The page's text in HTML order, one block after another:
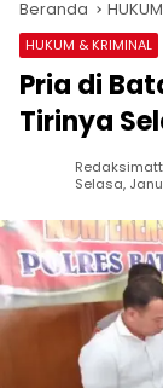
Beranda
HUKUM & KRIMINAL
Pria di
Tirinya
Selasa,